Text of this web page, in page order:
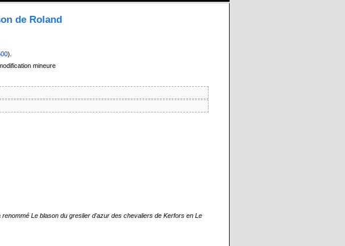
de Roland
).
mineure
renommé Le blason du greslier d'azur des chevaliers de Kerfors en Le